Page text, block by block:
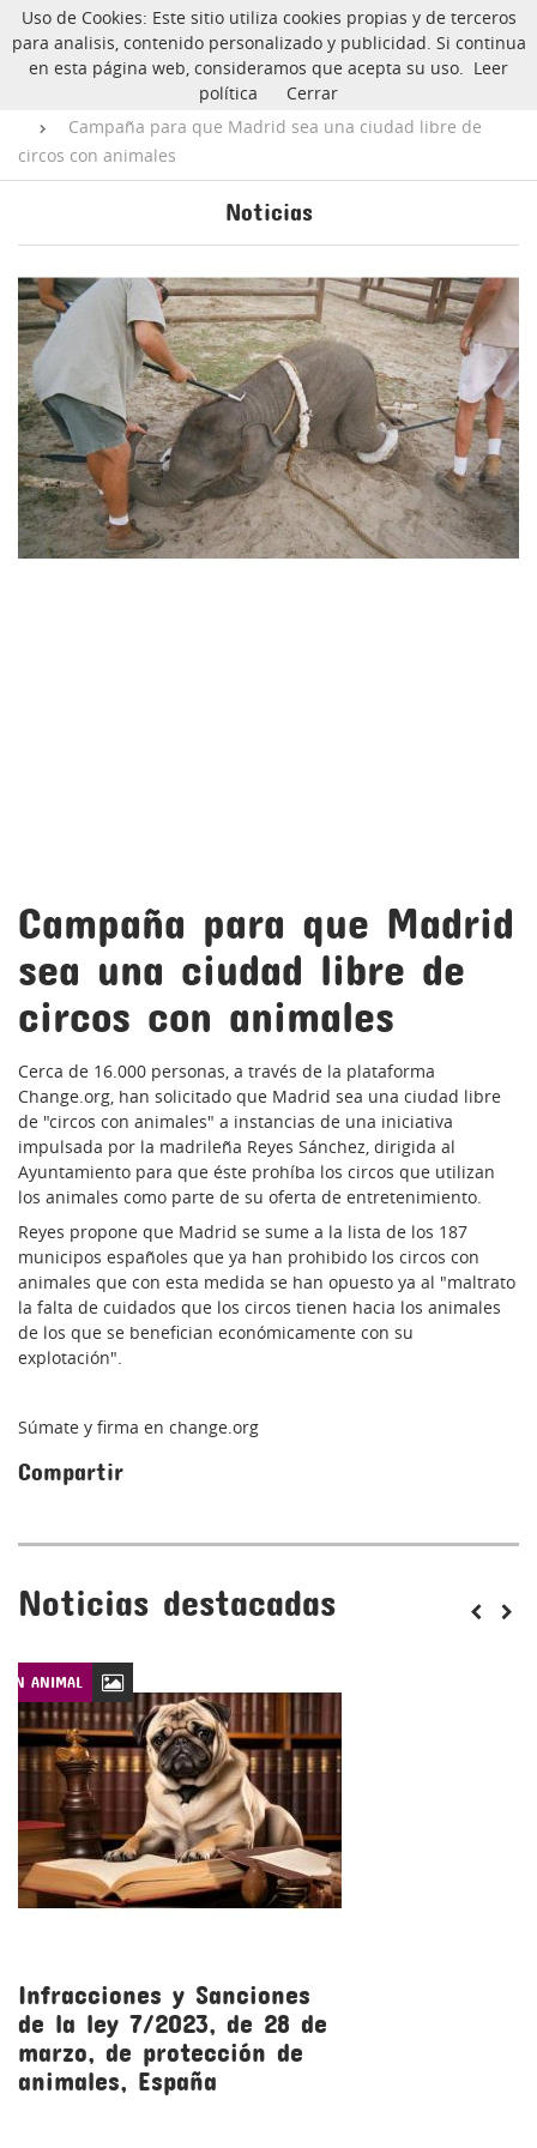
CarlinoSOS
Noticias
Campaña para que Madrid sea una ciudad libre de
circos con animales
Noticias
Campaña para que Madrid
sea una ciudad libre de
circos con animales
Cerca de 16.000 personas, a través de la plataforma
Change.org, han solicitado que Madrid sea una ciudad libre
de "circos con animales" a instancias de una iniciativa
impulsada por la madrileña Reyes Sánchez, dirigida al
Ayuntamiento para que éste prohíba los circos que utilizan
los animales como parte de su oferta de entretenimiento.
Reyes propone que Madrid se sume a la lista de los 187
municipos españoles que ya han prohibido los circos con
animales que con esta medida se han opuesto ya al "maltrato
la falta de cuidados que los circos tienen hacia los animales
de los que se benefician económicamente con su
explotación".
Súmate y firma en change.org
Compartir
Noticias destacadas
ANIMAL
Infracciones y Sanciones
de la ley 7/2023, de 28 de
marzo, de protección de
animales, España
Uso de Cookies: Este sitio utiliza cookies propias y de terceros
para analisis, contenido personalizado y publicidad. Si continua
en esta página web, consideramos que acepta su uso. Leer
política
Cerrar